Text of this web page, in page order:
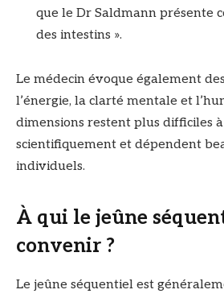
que le Dr Saldmann présente
des intestins ».
Le médecin évoque également
l’énergie, la clarté mentale et
dimensions restent plus difficiles
scientifiquement et dépendent
individuels.
À qui le jeûne
convenir ?
Le jeûne séquentiel est